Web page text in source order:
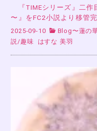
『TIMEシリーズ』二作
〜』をFC2小説より移管
2025-09-10 Blog〜蓮の
説 /趣味 はすな 美羽